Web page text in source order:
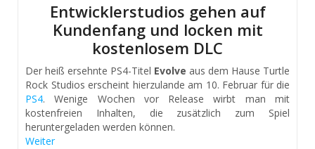
Suche
Entwicklerstudios gehen auf
Kundenfang und locken mit
kostenlosem DLC
Der heiß ersehnte PS4-Titel Evolve aus dem Hause Turtle
Rock Studios erscheint hierzulande am 10. Februar für die
PS4. Wenige Wochen vor Release wirbt man mit
kostenfreien Inhalten, die zusätzlich zum Spiel
heruntergeladen werden können.
Weiter